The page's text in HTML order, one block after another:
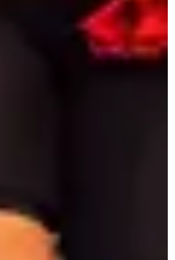
en Running : exemple d’un
réussite.
gynécologiques.
de la vie.